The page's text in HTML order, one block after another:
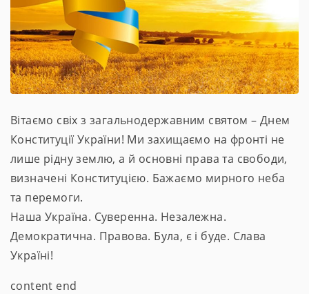
Вітаємо свіх з загальнодержавним святом – Днем
Конституції України! Ми захищаємо на фронті не
лише рідну землю, а й основні права та свободи,
визначені Конституцією. Бажаємо мирного неба
та перемоги.
Наша Україна. Суверенна. Незалежна.
Демократична. Правова. Була, є і буде. Слава
Україні!
content end